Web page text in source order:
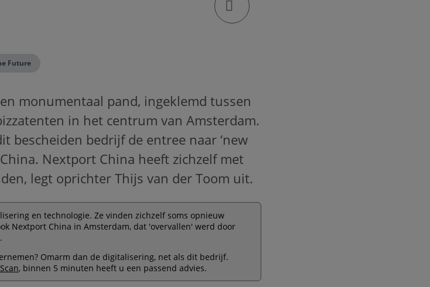
Future
monumentaal pand, ingeklemd tussen
in het centrum van Amsterdam.
bescheiden bedrijf de entree naar ‘new
Nextport China heeft zichzelf met
legt oprichter Thijs van der Toom uit.
en technologie. Ze vinden zichzelf soms opnieuw
Nextport China in Amsterdam, dat 'overvallen' werd door
Omarm dan de digitalisering, net als dit bedrijf.
, binnen 5 minuten heeft u een passend advies.